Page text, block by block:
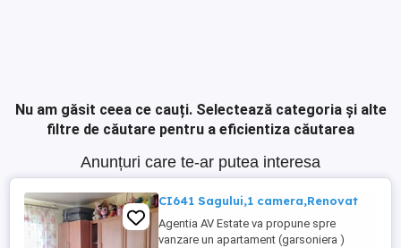
Nu am găsit ceea ce cauți. Selectează categoria și alte
filtre de căutare pentru a eficientiza căutarea
Anunțuri care te-ar putea interesa
CI641 Sagului,1 camera,Renovat
Agentia AV Estate va propune spre
vanzare un apartament (garsoniera )